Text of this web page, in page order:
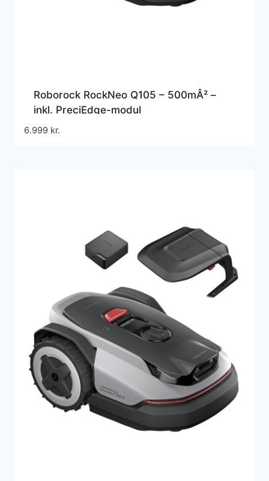
Roborock RockNeo Q105 – 500mÂ² –
inkl. PreciEdge-modul
Robotplæneklipper
6.999 kr.